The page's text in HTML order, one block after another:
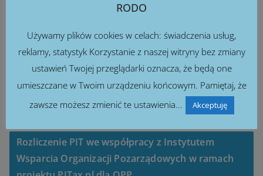
Rozliczenie PIT we współpracy z Instytutem
Wsparcia Organizacji Pozarządowych w ramach
RODO
Używamy plików cookies w celach: świadczenia usług,
reklamy, statystyk Korzystanie z naszej witryny bez zmiany
ustawień Twojej przeglądarki oznacza, że będą one
umieszczane w Twoim urządzeniu końcowym. Pamiętaj, że
zawsze możesz zmienić te ustawienia...
Akceptuję